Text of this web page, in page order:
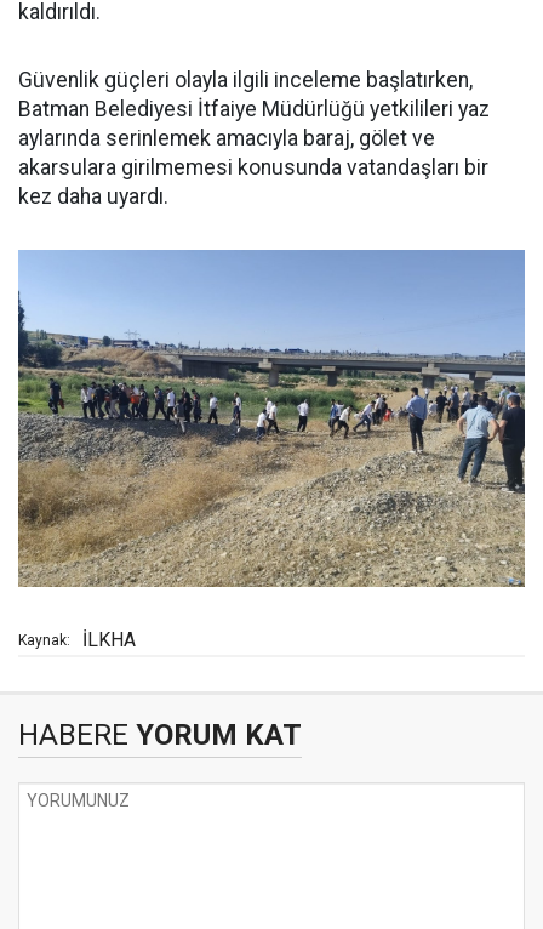
kaldırıldı.
Güvenlik güçleri olayla ilgili inceleme başlatırken,
Batman Belediyesi İtfaiye Müdürlüğü yetkilileri yaz
aylarında serinlemek amacıyla baraj, gölet ve
akarsulara girilmemesi konusunda vatandaşları bir
kez daha uyardı.
Kaynak: İLKHA
HABERE YORUM KAT